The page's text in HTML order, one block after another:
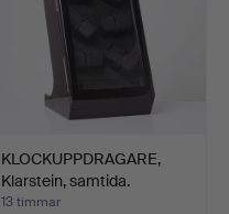
KLOCKUPPDRAGARE,
Klarstein, samtida.
13 timmar